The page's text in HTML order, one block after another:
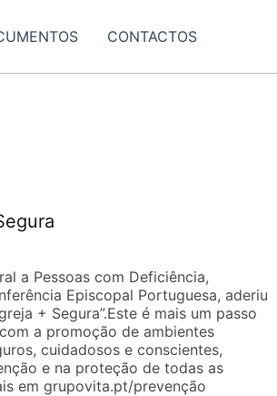
CONTACTOS
a Pessoas com Deficiência,
Episcopal Portuguesa, aderiu
+ Segura”.Este é mais um passo
a promoção de ambientes
cuidadosos e conscientes,
e na proteção de todas as
em grupovita.pt/prevenção